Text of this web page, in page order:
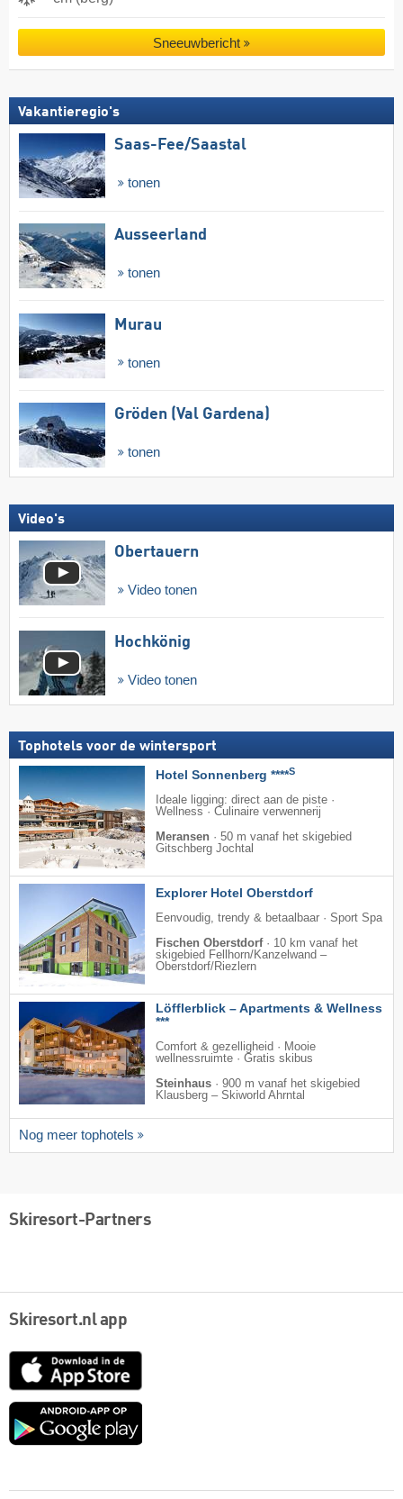
Sneeuwbericht
Vakantieregio's
Saas-Fee/​Saastal
tonen
Ausseerland
tonen
Murau
tonen
Gröden (Val Gardena)
tonen
Video's
Obertauern
Video tonen
Hochkönig
Video tonen
Tophotels voor de wintersport
Hotel Sonnenberg ****S
Ideale ligging: direct aan de piste ·
Wellness · Culinaire verwennerij
Meransen · 50 m vanaf het skigebied
Gitschberg Jochtal
Explorer Hotel Oberstdorf
Eenvoudig, trendy & betaalbaar · Sport Spa
Fischen Oberstdorf· 10 km vanaf het
skigebied Fellhorn/​Kanzelwand –
Oberstdorf/​Riezlern
Löfflerblick – Apartments & Wellness
***
Comfort & gezelligheid · Mooie
wellnessruimte · Gratis skibus
Steinhaus · 900 m vanaf het skigebied
Klausberg – Skiworld Ahrntal
Nog meer tophotels
Skiresort-Partners
Skiresort.nl app
App
Google